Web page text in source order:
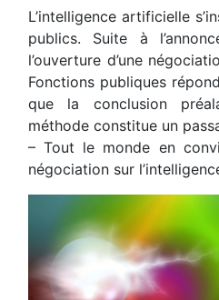
L’intelligence artificielle
publics. Suite à
l’ouverture d’une
Fonctions publiques
que la conclusion
méthode constitue un
– Tout le monde en
négociation sur